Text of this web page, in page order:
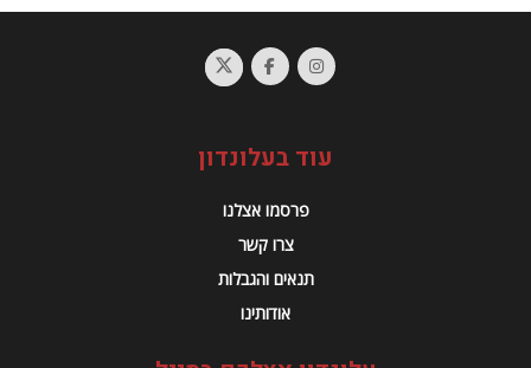
עוד בעלונדון
פרסמו אצלנו
צרו קשר
תנאים והגבלות
אודותינו